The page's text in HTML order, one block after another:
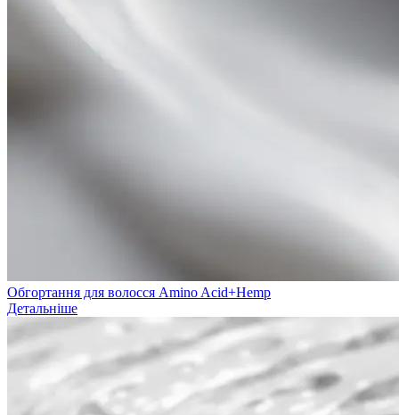
Обгортання для волосся Amino Acid+Hemp
Детальніше